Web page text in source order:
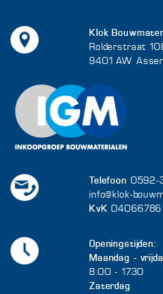
Klok
Rolderstraat
9401 AW Assen
Telefoon 0592-
info@klok-
KvK 04066786
Openingstijden:
Maandag -
8.00 - 17.30
Zaterdag